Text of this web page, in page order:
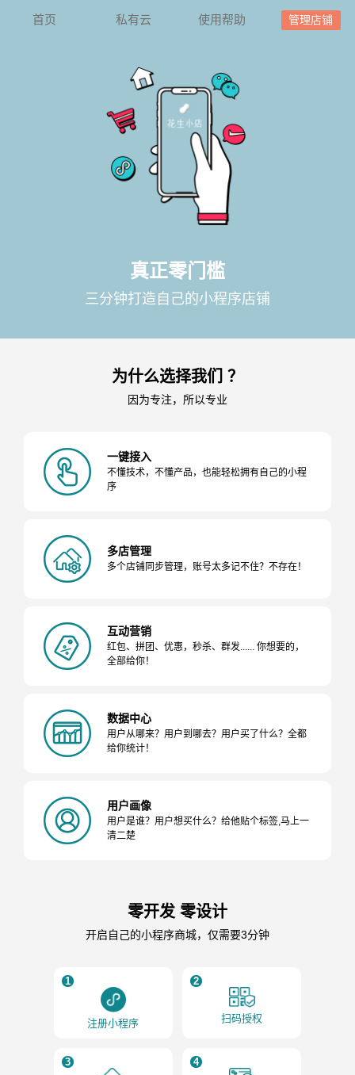
首页 私有云 使用帮助 管理店铺
真正零门槛
三分钟打造自己的小程序店铺
为什么选择我们 ？
因为专注，所以专业
一键接入
不懂技术，不懂产品，也能轻松拥有自己的小程
序
多店管理
多个店铺同步管理，账号太多记不住？不存在！
互动营销
红包、拼团、优惠，秒杀、群发...... 你想要的，
全部给你！
数据中心
用户从哪来？用户到哪去？用户买了什么？全都
给你统计！
用户画像
用户是谁？用户想买什么？给他贴个标签,马上一
清二楚
零开发 零设计
开启自己的小程序商城，仅需要3分钟
1
注册小程序
2
扫码授权
3 4